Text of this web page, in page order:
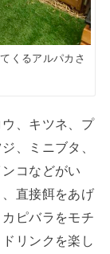
くるアルパカさ
、キツネ、プ
、ミニブタ、
コなどがい
直接餌をあげ
ピバラをモチ
リンクを楽し